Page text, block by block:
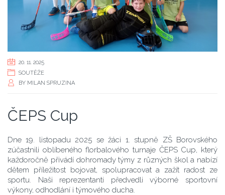
20. 11. 2025
SOUTĚŽE
BY MILAN SPRUZINA
ČEPS Cup
Dne 19. listopadu 2025 se žáci 1. stupně ZŠ Borovského
zúčastnili oblíbeného florbalového turnaje ČEPS Cup, který
každoročně přivádí dohromady týmy z různých škol a nabízí
dětem příležitost bojovat, spolupracovat a zažít radost ze
sportu. Naši reprezentanti předvedli výborné sportovní
výkony, odhodlání i týmového ducha.